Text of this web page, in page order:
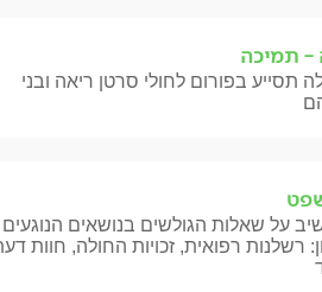
- תמיכה
תסייע בפורום לחולי סרטן ריאה ובני
על שאלות הגולשים בנושאים
רשלנות רפואית, זכויות החולה, חוות